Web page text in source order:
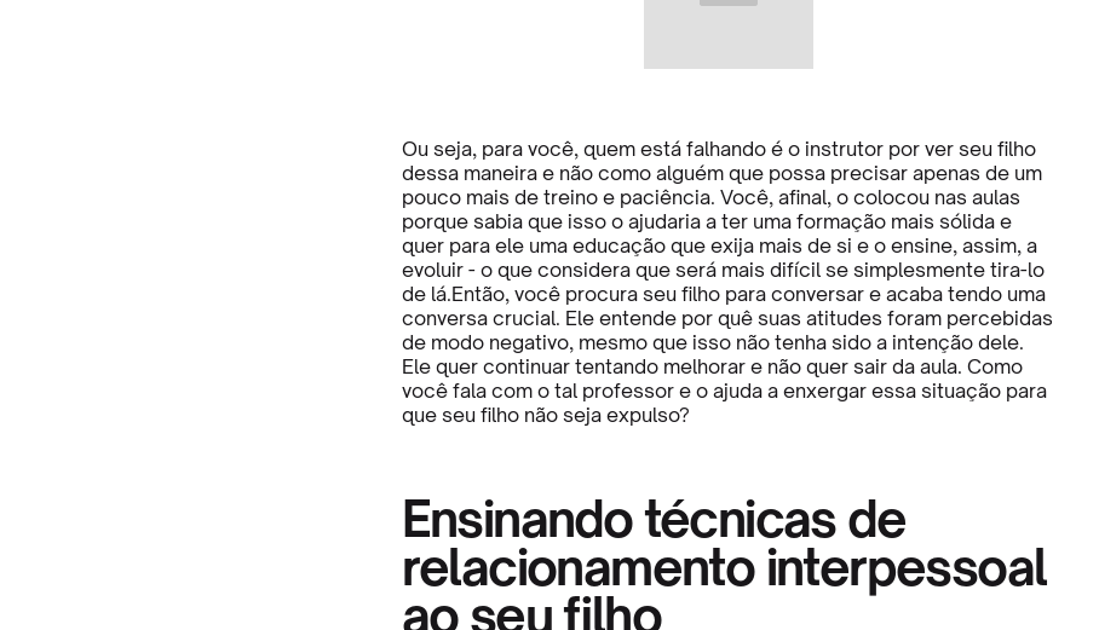
Ou seja, para você, quem está falhando é o instrutor por ver seu filho
dessa maneira e não como alguém que possa precisar apenas de um
pouco mais de treino e paciência. Você, afinal, o colocou nas aulas
porque sabia que isso o ajudaria a ter uma formação mais sólida e
quer para ele uma educação que exija mais de si e o ensine, assim, a
evoluir - o que considera que será mais difícil se simplesmente tira-lo
de lá.Então, você procura seu filho para conversar e acaba tendo uma
conversa crucial. Ele entende por quê suas atitudes foram percebidas
de modo negativo, mesmo que isso não tenha sido a intenção dele.
Ele quer continuar tentando melhorar e não quer sair da aula. Como
você fala com o tal professor e o ajuda a enxergar essa situação para
que seu filho não seja expulso?
Ensinando técnicas de
relacionamento interpessoal
ao seu filho